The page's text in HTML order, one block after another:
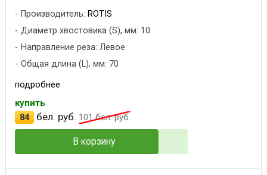
Производитель: ROTIS
Диаметр хвостовика (S), мм: 10
Направление реза: Левое
Общая длина (L), мм: 70
подробнее
купить
84
бел. руб. 101бел. руб.
В корзину